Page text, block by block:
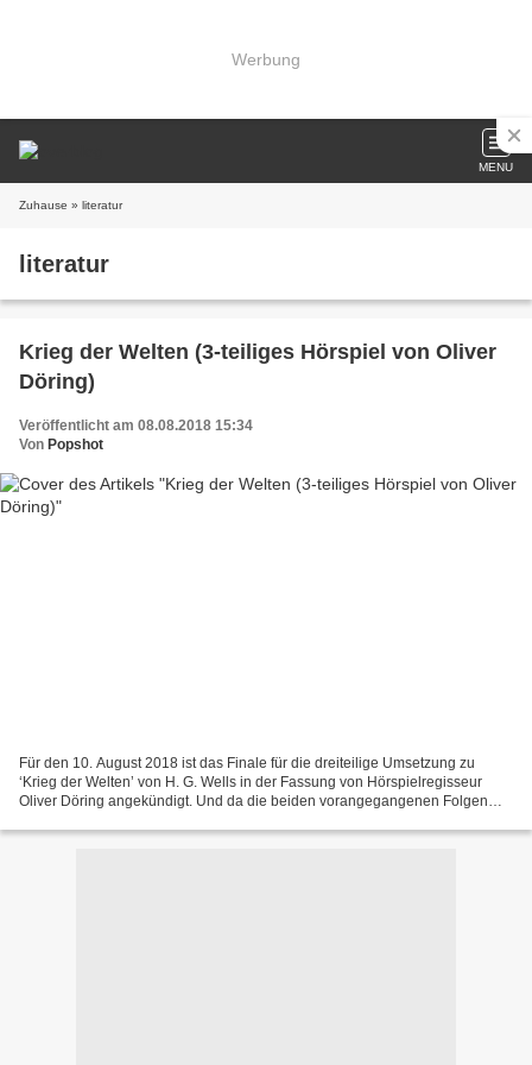
Werbung
MENU
Zuhause » literatur
literatur
Krieg der Welten (3-teiliges Hörspiel von Oliver
Döring)
Veröffentlicht am 08.08.2018 15:34
Von Popshot
Für den 10. August 2018 ist das Finale für die dreiteilige Umsetzung zu
‘Krieg der Welten’ von H. G. Wells in der Fassung von Hörspielregisseur
Oliver Döring angekündigt. Und da die beiden vorangegangenen Folgen